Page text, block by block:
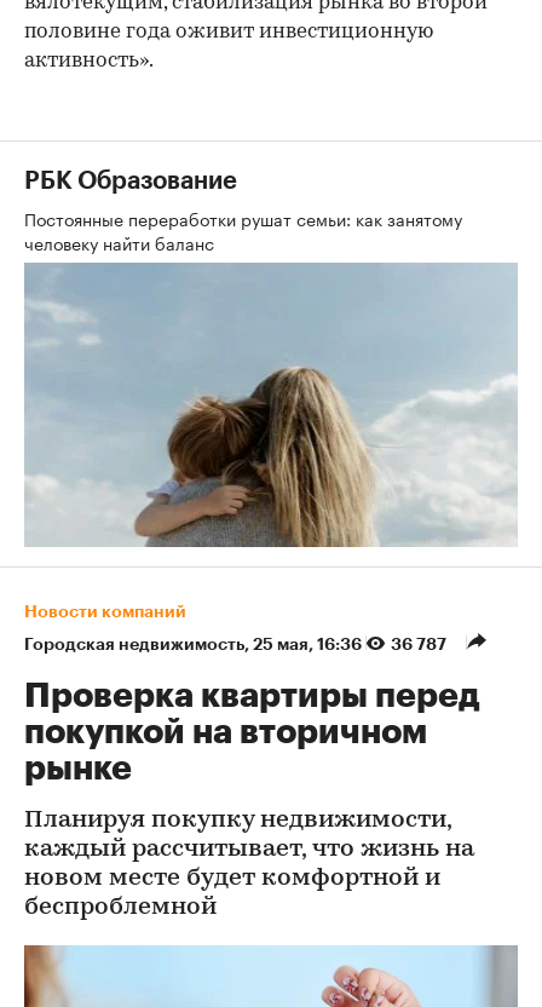
половине года оживит инвестиционную
активность».
РБК Образование
Постоянные переработки рушат семьи: как занятому
человеку найти баланс
Новости компаний
Городская недвижимость⁠, 25 мая, 16:36 36 787
Проверка квартиры перед
покупкой на вторичном
рынке
Планируя покупку недвижимости,
каждый рассчитывает, что жизнь на
новом месте будет комфортной и
беспроблемной